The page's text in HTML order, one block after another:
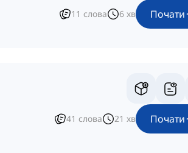
11 слова 6 хв Почати
41 слова 21 хв Почати